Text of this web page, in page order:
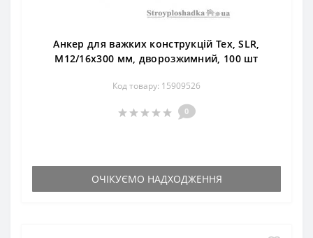
Анкер для важких конструкцій Тех, SLR,
М12/16х300 мм, дворозжимний, 100 шт
Код товару: 15909526
0
ОЧІКУЄМО НАДХОДЖЕННЯ